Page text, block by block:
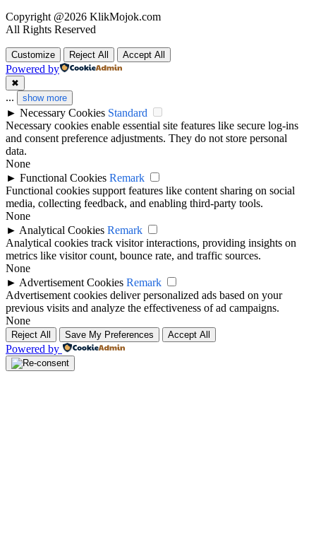
Copyright @2026 KlikMojok.com
All Rights Reserved
Customize Reject All Accept All
Powered by
✖
... show more
► Necessary Cookies Standard
Necessary cookies enable essential site features like secure log-ins
and consent preference adjustments. They do not store personal
data.
None
► Functional Cookies Remark
Functional cookies support features like content sharing on social
media, collecting feedback, and enabling third-party tools.
None
► Analytical Cookies Remark
Analytical cookies track visitor interactions, providing insights on
metrics like visitor count, bounce rate, and traffic sources.
None
► Advertisement Cookies Remark
Advertisement cookies deliver personalized ads based on your
previous visits and analyze the effectiveness of ad campaigns.
None
Reject All Save My Preferences Accept All
Powered by